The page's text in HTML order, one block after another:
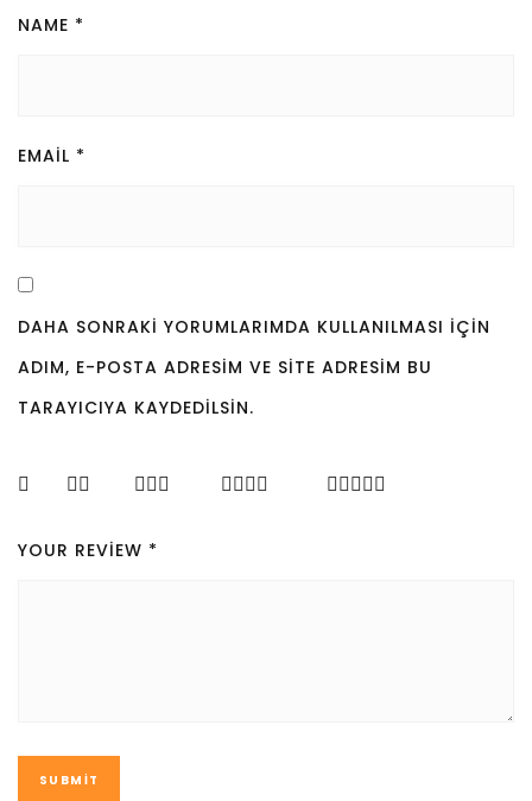
NAME *
EMAIL *
DAHA SONRAKI YORUMLARIMDA KULLANILMASI IÇIN
ADIM, E-POSTA ADRESIM VE SITE ADRESIM BU
TARAYICIYA KAYDEDILSIN.
YOUR REVIEW *